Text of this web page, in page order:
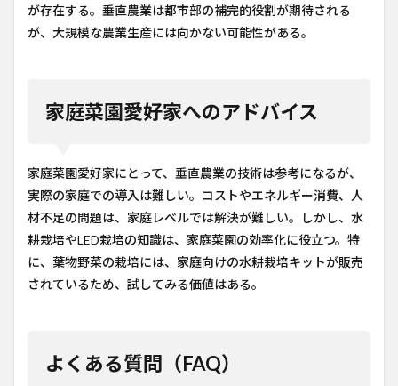
が存在する。垂直農業は都市部の補完的役割が期待される
が、大規模な農業生産には向かない可能性がある。
家庭菜園愛好家へのアドバイス
家庭菜園愛好家にとって、垂直農業の技術は参考になるが、
実際の家庭での導入は難しい。コストやエネルギー消費、人
材不足の問題は、家庭レベルでは解決が難しい。しかし、水
耕栽培やLED栽培の知識は、家庭菜園の効率化に役立つ。特
に、葉物野菜の栽培には、家庭向けの水耕栽培キットが販売
されているため、試してみる価値はある。
よくある質問（FAQ）